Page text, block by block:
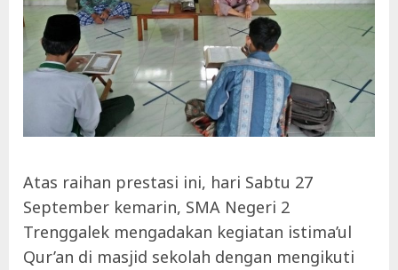
Atas raihan prestasi ini, hari Sabtu 27
September kemarin, SMA Negeri 2
Trenggalek mengadakan kegiatan istima’ul
Qur’an di masjid sekolah dengan mengikuti